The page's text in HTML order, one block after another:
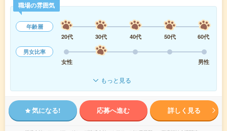
職場の雰囲気
年齢層
20代
30代 40代 50代
60代
男女比率
女性
男性
もっと見る
気になる! 応募へ進む 詳しく見る